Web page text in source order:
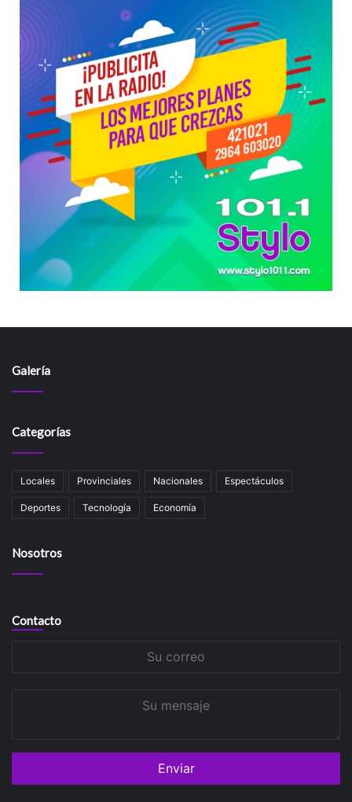
Galería
Categorías
Locales Provinciales Nacionales Espectáculos
Deportes Tecnología Economía
Nosotros
Contacto